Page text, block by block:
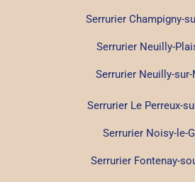
Serrurier Champigny-
Serrurier Neuilly-
Serrurier Neuilly-sur-
Serrurier Le Perreux-
Serrurier Noisy-le-
Serrurier Fontenay-